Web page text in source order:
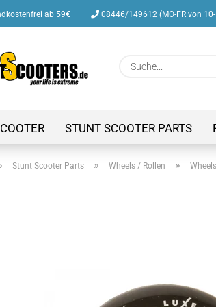
ab 59€ 08446/149612 (MO-FR von
STUNT SCOOTER PARTS
Stunt Scooter Parts » Wheels / Rollen »